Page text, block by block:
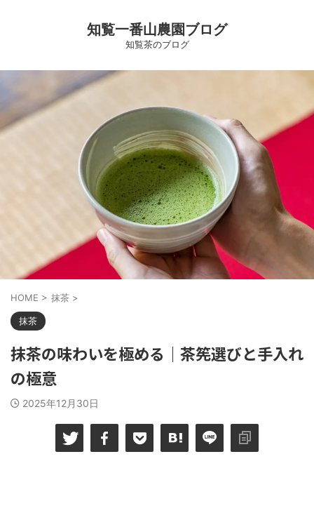
知覧一番山農園ブログ
知覧茶のブログ
HOME > 抹茶 >
抹茶
抹茶の味わいを極める｜茶筅選びと手入れ
の極意
2025年12月30日